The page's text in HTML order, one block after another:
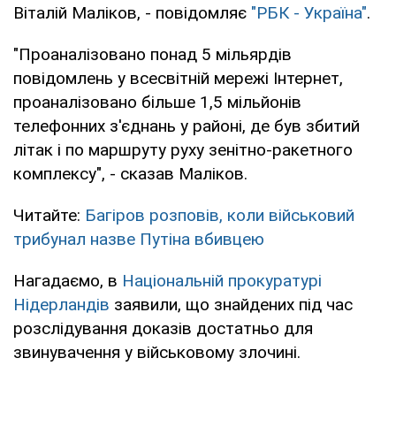
Віталій Маліков, - повідомляє "РБК - Україна".
"Проаналізовано понад 5 мільярдів
повідомлень у всесвітній мережі Інтернет,
проаналізовано більше 1,5 мільйонів
телефонних з'єднань у районі, де був збитий
літак і по маршруту руху зенітно-ракетного
комплексу", - сказав Маліков.
Читайте: Багіров розповів, коли військовий
трибунал назве Путіна вбивцею
Нагадаємо, в Національній прокуратурі
Нідерландів заявили, що знайдених під час
розслідування доказів достатньо для
звинувачення у військовому злочині.